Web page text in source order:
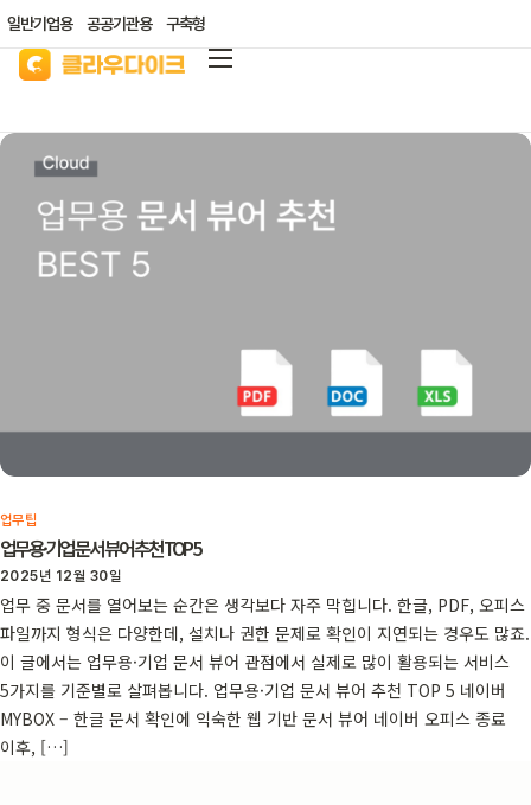
일반기업용 공공기관용 구축형
리소스/자료실
산업별 솔루션
업무팁
업무용·기업 문서 뷰어 추천 TOP 5
2025년 12월 30일
업무 중 문서를 열어보는 순간은 생각보다 자주 막힙니다. 한글, PDF, 오피스
파일까지 형식은 다양한데, 설치나 권한 문제로 확인이 지연되는 경우도 많죠.
이 글에서는 업무용·기업 문서 뷰어 관점에서 실제로 많이 활용되는 서비스
5가지를 기준별로 살펴봅니다. 업무용·기업 문서 뷰어 추천 TOP 5 네이버
MYBOX – 한글 문서 확인에 익숙한 웹 기반 문서 뷰어 네이버 오피스 종료
이후, […]